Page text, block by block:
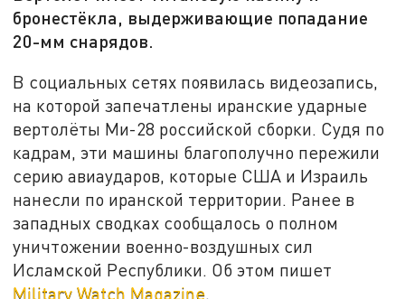
бронестёкла, выдерживающие попадание
20-мм снарядов.
В социальных сетях появилась видеозапись,
на которой запечатлены иранские ударные
вертолёты Ми-28 российской сборки. Судя по
кадрам, эти машины благополучно пережили
серию авиаударов, которые США и Израиль
нанесли по иранской территории. Ранее в
западных сводках сообщалось о полном
уничтожении военно-воздушных сил
Исламской Республики. Об этом пишет
Military Watch Magazine.